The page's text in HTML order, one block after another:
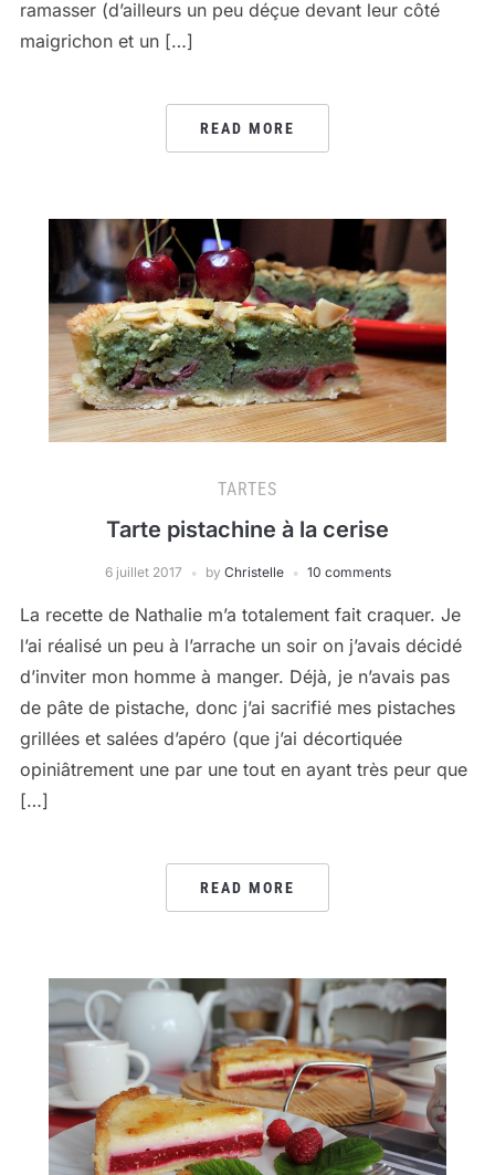
ramasser (d’ailleurs un peu déçue devant leur côté
maigrichon et un […]
READ MORE
TARTES
Tarte pistachine à la cerise
6 juillet 2017 by Christelle 10 comments
La recette de Nathalie m’a totalement fait craquer. Je
l’ai réalisé un peu à l’arrache un soir on j’avais décidé
d’inviter mon homme à manger. Déjà, je n’avais pas
de pâte de pistache, donc j’ai sacrifié mes pistaches
grillées et salées d’apéro (que j’ai décortiquée
opiniâtrement une par une tout en ayant très peur que
[…]
READ MORE